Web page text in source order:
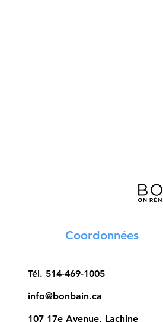
Coordonnées
Tél. 514-469-1005
info@bonbain.ca
107 17e Avenue, Lachine